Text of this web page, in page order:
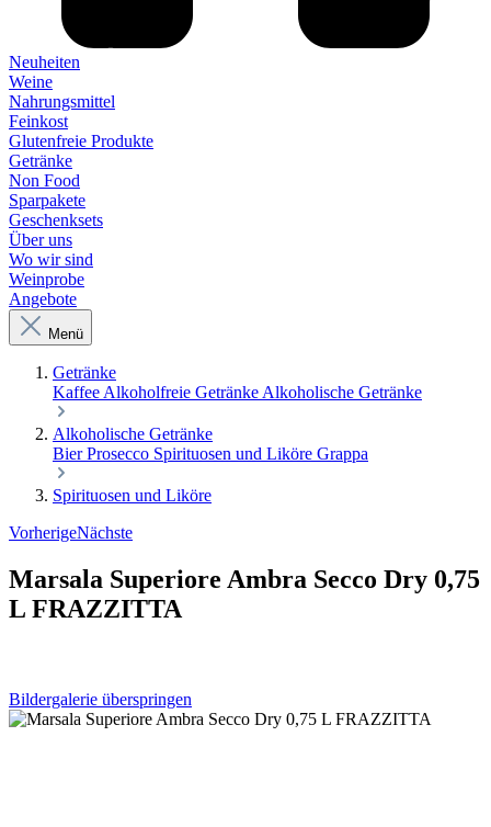
Neuheiten
Weine
Nahrungsmittel
Feinkost
Glutenfreie Produkte
Getränke
Non Food
Sparpakete
Geschenksets
Über uns
Wo wir sind
Weinprobe
Angebote
Menü
Getränke
Kaffee Alkoholfreie Getränke Alkoholische Getränke
Alkoholische Getränke
BierProsecco Spirituosen und Liköre Grappa
Spirituosen und Liköre
VorherigeNächste
Marsala Superiore Ambra Secco Dry 0,75
L FRAZZITTA
Bildergalerie überspringen